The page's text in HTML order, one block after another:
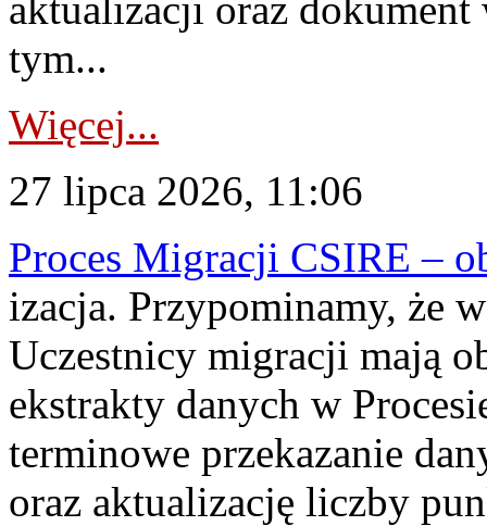
tym...
Więcej...
27 lipca 2026, 11:06
Proces Migracji CSIRE –
izacja. Przypominamy, że
Uczestnicy migracji mają
ekstrakty danych w
terminowe przekazanie
oraz aktualizację liczby